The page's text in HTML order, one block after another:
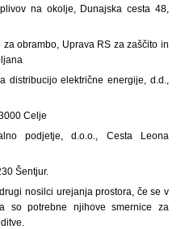
na okolje, Dunajska cesta 48,
obrambo, Uprava RS za zaščito in
distribucijo električne energije, d.d.,
Celje
podjetje, d.o.o., Cesta Leona
Šentjur.
nosilci urejanja prostora, če se v
so potrebne njihove smernice za